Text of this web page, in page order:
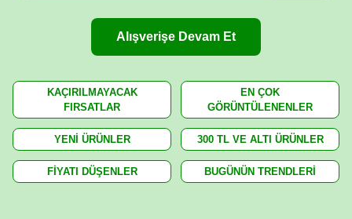
Alışverişe Devam Et
KAÇIRILMAYACAK
FIRSATLAR
EN ÇOK
GÖRÜNTÜLENENLER
YENİ ÜRÜNLER 300 TL VE ALTI ÜRÜNLER
FİYATI DÜŞENLER BUGÜNÜN TRENDLERİ